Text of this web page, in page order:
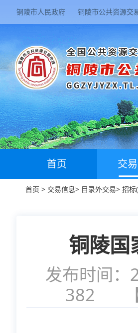
铜陵市人民政府 铜陵市公共资源交
首页 交
首页 > 交易信息> 目录外交易> 招标
铜陵国
发布时间
382